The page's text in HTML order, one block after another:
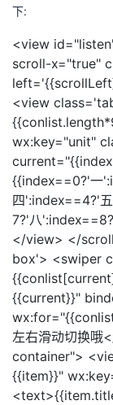
下:
<view
scroll-x="true"
<view
wx:key="unit"
{{index==0?'一
四':index==4?'
7?'八
</view> </
box'> <swiper
{{current}}"
左右滑动切换
container">
{{item}}"